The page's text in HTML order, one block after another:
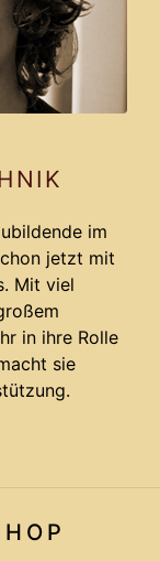
im
jetzt mit
Mit viel
in ihre Rolle
sie